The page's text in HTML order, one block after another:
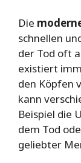
Die
schnellen
der Tod oft
existiert
den Köpfen
kann
Beispiel die
dem Tod
geliebter